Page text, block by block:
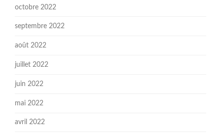
octobre 2022
septembre 2022
août 2022
juillet 2022
juin 2022
mai 2022
avril 2022